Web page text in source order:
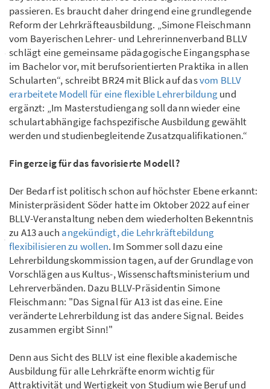
passieren. Es braucht daher dringend eine grundlegende
Reform der Lehrkräfteausbildung. „Simone Fleischmann
vom Bayerischen Lehrer- und Lehrerinnenverband BLLV
schlägt eine gemeinsame pädagogische Eingangsphase
im Bachelor vor, mit berufsorientierten Praktika in allen
Schularten“, schreibt BR24 mit Blick auf dasvom BLLV
erarbeitete Modell für eine flexible Lehrerbildungund
ergänzt: „Im Masterstudiengang soll dann wieder eine
schulartabhängige fachspezifische Ausbildung gewählt
werden und studienbegleitende Zusatzqualifikationen.“
Fingerzeig für das favorisierte Modell?
Der Bedarf ist politisch schon auf höchster Ebene erkannt:
Ministerpräsident Söder hatte im Oktober 2022 auf einer
BLLV-Veranstaltung neben dem wiederholten Bekenntnis
zu A13 auch angekündigt, die Lehrkräftebildung
flexibilisieren zu wollen. Im Sommer soll dazu eine
Lehrerbildungskommission tagen, auf der Grundlage von
Vorschlägen aus Kultus-, Wissenschaftsministerium und
Lehrerverbänden. Dazu BLLV-Präsidentin Simone
Fleischmann: "Das Signal für A13 ist das eine. Eine
veränderte Lehrerbildung ist das andere Signal. Beides
zusammen ergibt Sinn!"
Denn aus Sicht des BLLV ist eine flexible akademische
Ausbildung für alle Lehrkräfte enorm wichtig für
Attraktivität und Wertigkeit von Studium wie Beruf und